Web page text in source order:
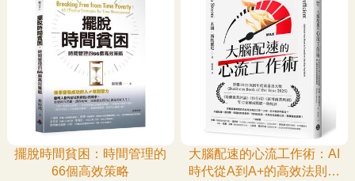
擺脫時間貧困：時間管理的
66個高效策略
大腦配速的心流工作術：AI
時代從A到A+的高效法則，